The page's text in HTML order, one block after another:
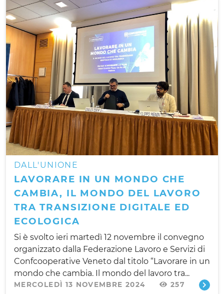
DALL'UNIONE
LAVORARE IN UN MONDO CHE
CAMBIA, IL MONDO DEL LAVORO
TRA TRANSIZIONE DIGITALE ED
ECOLOGICA
Si è svolto ieri martedì 12 novembre il convegno
organizzato dalla Federazione Lavoro e Servizi di
Confcooperative Veneto dal titolo “Lavorare in un
mondo che cambia. Il mondo del lavoro tra...
MERCOLEDÌ 13 NOVEMBRE 2024 257